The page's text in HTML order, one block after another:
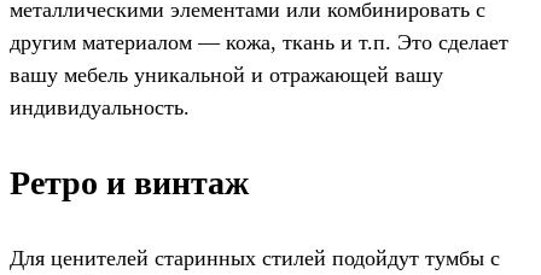
металлическими элементами или комбинировать с
другим материалом — кожа, ткань и т.п. Это сделает
вашу мебель уникальной и отражающей вашу
индивидуальность.
Ретро и винтаж
Для ценителей старинных стилей подойдут тумбы с